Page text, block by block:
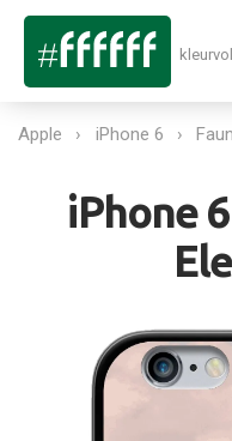
Apple iPhone 6
iPhone